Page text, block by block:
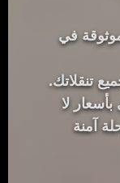
في
تنقلاتك.
لا
آمنة